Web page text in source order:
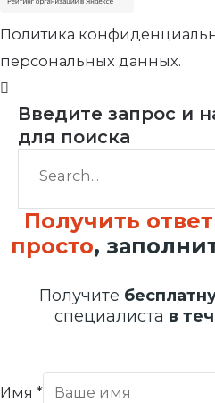
Политика
персональных данных.
Введите запрос и
для поиска
Получить
просто,
Получите
специалиста в
Имя *